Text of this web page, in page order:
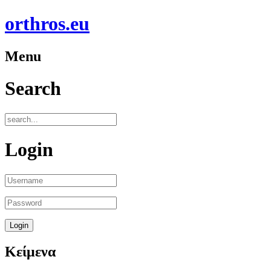
orthros.eu
Menu
Search
Login
Κείμενα